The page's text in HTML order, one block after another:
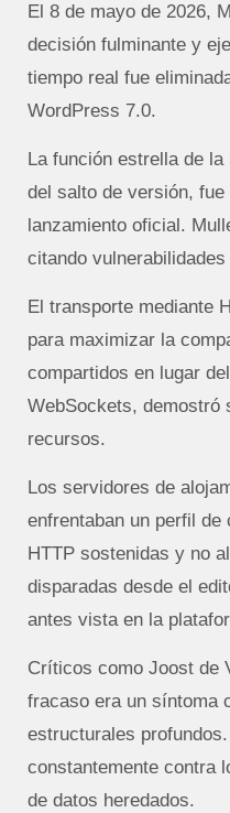
El 8 de mayo de 2026,
decisión fulminante y
tiempo real fue
WordPress 7.0.
La función estrella de
del salto de versión, fue
lanzamiento oficial.
citando
El transporte mediante
para maximizar la
compartidos en lugar
WebSockets, demostró
recursos.
Los servidores de
enfrentaban un perfil
HTTP sostenidas y no
disparadas desde el
antes vista en la
Críticos como Joost de
fracaso era un síntoma
estructurales
constantemente contra
de datos heredados.